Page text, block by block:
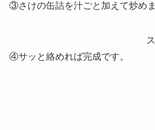
③さけの缶詰を汁ごと加えて炒めま
④サッと絡めれば完成です。